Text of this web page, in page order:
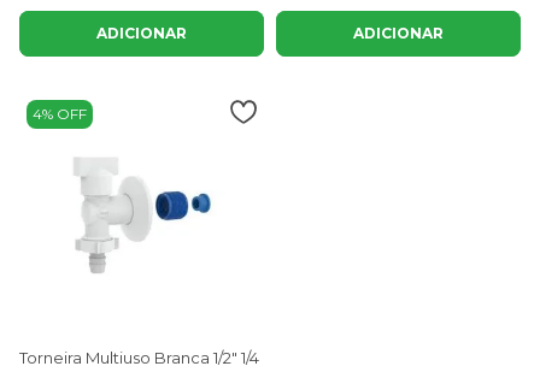
ADICIONAR ADICIONAR
4% OFF
Torneira Multiuso Branca 1/2" 1/4